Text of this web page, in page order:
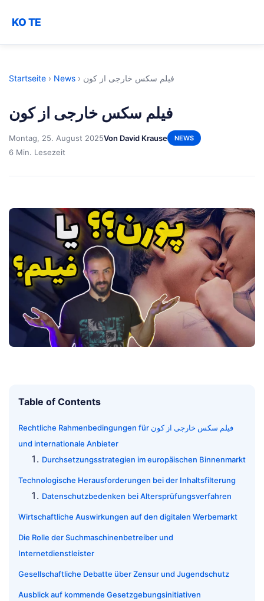
KO TE
Startseite › News › فیلم سکس خارجی از کون
فیلم سکس خارجی از کون
Montag, 25. August 2025Von David Krause NEWS
6 Min. Lesezeit
Table of Contents
Rechtliche Rahmenbedingungen für فیلم سکس خارجی از کون
und internationale Anbieter
Durchsetzungsstrategien im europäischen Binnenmarkt
Technologische Herausforderungen bei der Inhaltsfilterung
Datenschutzbedenken bei Altersprüfungsverfahren
Wirtschaftliche Auswirkungen auf den digitalen Werbemarkt
Die Rolle der Suchmaschinenbetreiber und
Internetdienstleister
Gesellschaftliche Debatte über Zensur und Jugendschutz
Ausblick auf kommende Gesetzgebungsinitiativen